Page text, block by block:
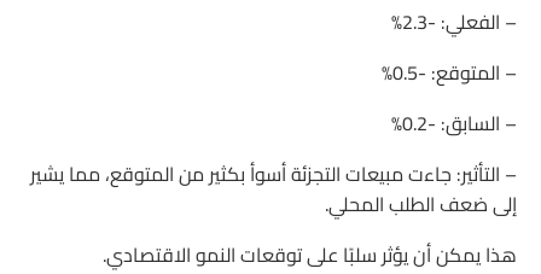
– الفعلي: -2.3%
– المتوقع: -0.5%
– السابق: -0.2%
– التأثير: جاءت مبيعات التجزئة أسوأ بكثير من المتوقع، مما يشير
إلى ضعف الطلب المحلي.
هذا يمكن أن يؤثر سلبًا على توقعات النمو الاقتصادي.